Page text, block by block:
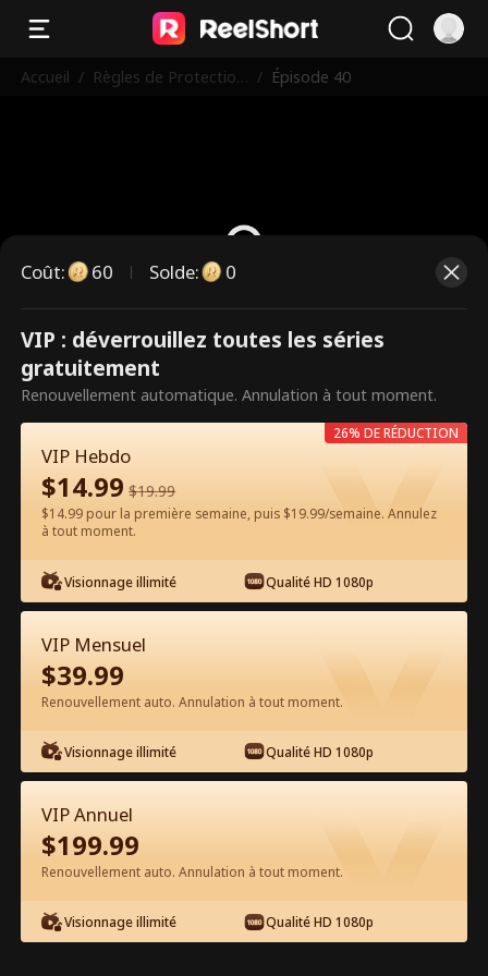
Accueil / Règles de Protection
/ Épisode 40
Ce sont des épisodes payants.
Débloquez pour regarder.
Regarder gratuitement sur l'App
Épisode 40 - Règles de Protection : Le
Garde du Corps que Je Déteste Film
complet
0-49 50-68 Tous les épisodes
Coût: 60 Solde: 0
VIP : déverrouillez toutes les séries
gratuitement
Renouvellement automatique. Annulation à tout moment.
VIP Hebdo
$14.99 $19.99
$14.99 pour la première semaine, puis $19.99/semaine. Annulez
à tout moment.
Visionnage illimité Qualité HD 1080p
26% DE RÉDUCTION
VIP Mensuel
$39.99
Renouvellement auto. Annulation à tout moment.
Visionnage illimité Qualité HD 1080p
VIP Annuel
$199.99
Renouvellement auto. Annulation à tout moment.
Visionnage illimité Qualité HD 1080p